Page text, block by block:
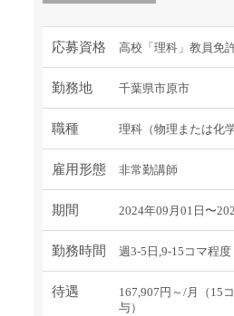
応募資格 高校「理科」教員免
勤務地 千葉県市原市
職種 理科（物理または化学
雇用形態 非常勤講師
期間 2024年09月01日〜
勤務時間 週3-5日,9-15コマ程度
待遇
167,907円～/月（15
与）